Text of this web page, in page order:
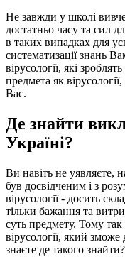
Не завжди у школі
достатньо часу та сил
в таких випадках для
систематизації знань
вірусології, які
предмета як
Вас.
Де знайти
Україні?
Ви навіть не уявляєте,
був досвідченим і з
вірусології - досить
тільки бажання та
суть предмету. Тому
вірусології, який
знаєте де такого